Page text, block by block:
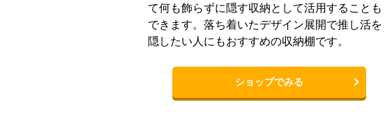
て何も飾らずに隠す収納として活用することも
できます。落ち着いたデザイン展開で推し活を
隠したい人にもおすすめの収納棚です。
ショップでみる